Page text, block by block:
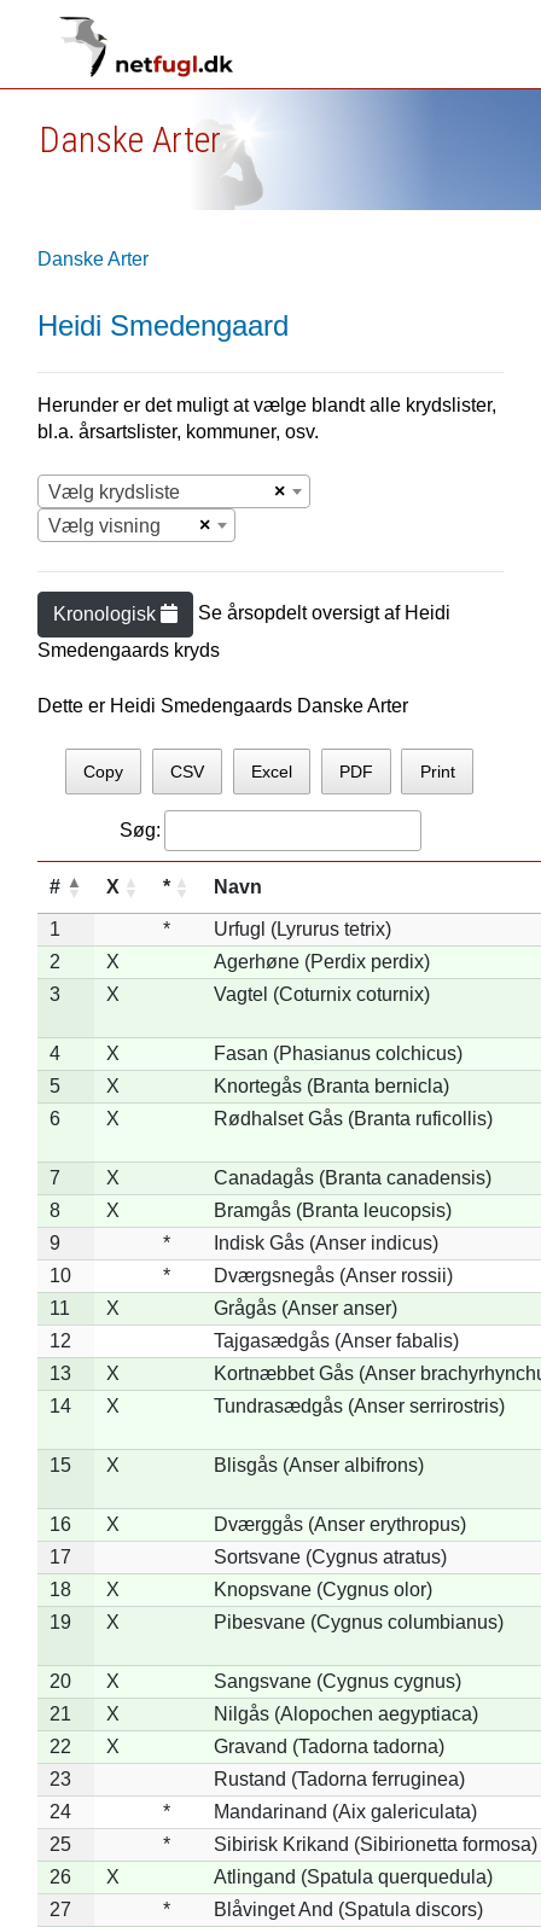
Danske Arter
Danske Arter
Heidi Smedengaard
Herunder er det muligt at vælge blandt alle krydslister,
bl.a. årsartslister, kommuner, osv.
×
Vælg krydsliste
×
Vælg visning
Kronologisk Se årsopdelt oversigt af Heidi
Smedengaards kryds
Dette er Heidi Smedengaards Danske Arter
Copy CSV Excel PDF Print
Søg:
# X * Navn
1 *
Urfugl (Lyrurus tetrix)
2
X
Agerhøne (Perdix perdix)
3
X Vagtel (Coturnix coturnix)
4 X
Fasan (Phasianus colchicus)
5
X
Knortegås (Branta bernicla)
6
X Rødhalset Gås (Branta ruficollis)
7 X
Canadagås (Branta canadensis)
8
X
Bramgås (Branta leucopsis)
9
*
Indisk Gås (Anser indicus)
10
*
Dværgsnegås (Anser rossii)
11
X
Grågås (Anser anser)
12
Tajgasædgås (Anser fabalis)
13
X
Kortnæbbet Gås (Anser
14
X Tundrasædgås (Anser serrirostris)
15 X Blisgås (Anser albifrons)
16 X
Dværggås (Anser erythropus)
17
Sortsvane (Cygnus atratus)
18
X
Knopsvane (Cygnus olor)
19
X Pibesvane (Cygnus columbianus)
20 X
Sangsvane (Cygnus cygnus)
21
X
Nilgås (Alopochen aegyptiaca)
22
X
Gravand (Tadorna tadorna)
23
Rustand (Tadorna ferruginea)
24
*
Mandarinand (Aix galericulata)
25
*
Sibirisk Krikand (Sibirionetta formosa)
26
X
Atlingand (Spatula querquedula)
27
*
Blåvinget And (Spatula discors)